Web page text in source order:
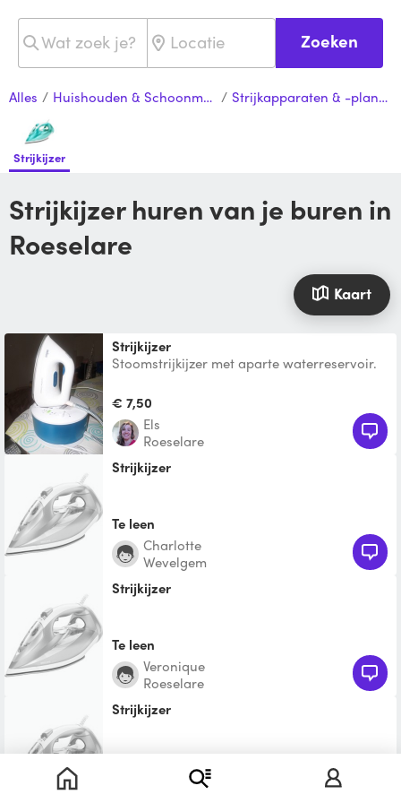
Zoeken
Alles / Huishouden & Schoonmaak / Strijkapparaten & -planken
Strijkijzer
Strijkijzer huren van je buren in
Roeselare
Kaart
Strijkijzer
Stoomstrijkijzer met aparte waterreservoir.
€ 7,50
Els
Roeselare
Strijkijzer
Te leen
Charlotte
Wevelgem
Strijkijzer
Te leen
Veronique
Roeselare
Strijkijzer
Kimberly